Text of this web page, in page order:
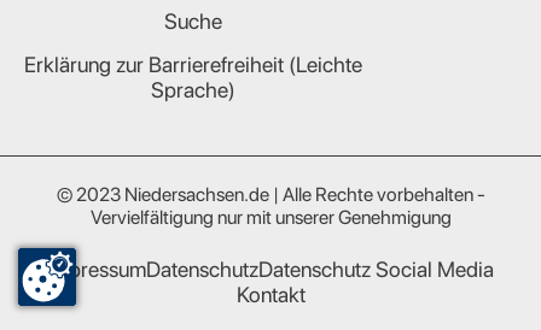
Suche
Erklärung zur Barrierefreiheit (Leichte
Sprache)
© 2023 Niedersachsen.de | Alle Rechte vorbehalten -
Vervielfältigung nur mit unserer Genehmigung
ImpressumDatenschutzDatenschutz Social Media
Kontakt